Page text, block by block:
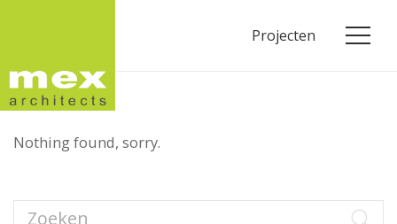
Projecten
Nothing found, sorry.